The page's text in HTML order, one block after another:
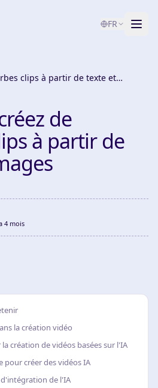
FR
Contact
clips à partir de texte et
de
à partir de
4 mois
la création vidéo
création de vidéos basées sur l'IA
pour créer des vidéos IA
d'intégration de l'IA